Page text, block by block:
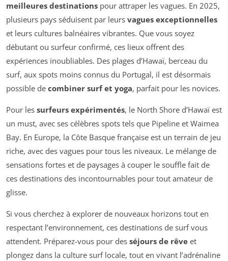
meilleures destinations pour attraper les vagues. En 2025,
plusieurs pays séduisent par leurs vagues exceptionnelles
et leurs cultures balnéaires vibrantes. Que vous soyez
débutant ou surfeur confirmé, ces lieux offrent des
expériences inoubliables. Des plages d’Hawaï, berceau du
surf, aux spots moins connus du Portugal, il est désormais
possible de combiner surf et yoga, parfait pour les novices.
Pour les surfeurs expérimentés, le North Shore d’Hawaï est
un must, avec ses célèbres spots tels que Pipeline et Waimea
Bay. En Europe, la Côte Basque française est un terrain de jeu
riche, avec des vagues pour tous les niveaux. Le mélange de
sensations fortes et de paysages à couper le souffle fait de
ces destinations des incontournables pour tout amateur de
glisse.
Si vous cherchez à explorer de nouveaux horizons tout en
respectant l’environnement, ces destinations de surf vous
attendent. Préparez-vous pour des séjours de rêve et
plongez dans la culture surf locale, tout en vivant l’adrénaline